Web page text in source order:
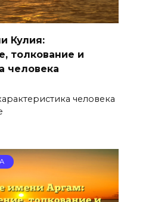
Кулия:
толкование и
человека
человека